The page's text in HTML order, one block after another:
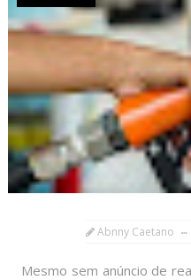
Abnny Caetano
Mesmo sem anúncio de